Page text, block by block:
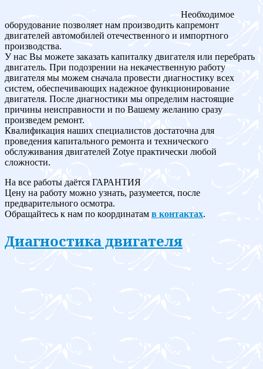
Необходимое
оборудование позволяет нам производить капремонт
двигателей автомобилей отечественного и импортного
производства.
У нас Вы можете заказать капиталку двигателя или перебрать
двигатель. При подозрении на некачественную работу
двигателя мы можем сначала провести диагностику всех
систем, обеспечивающих надежное функционирование
двигателя. После диагностики мы определим настоящие
причины неисправности и по Вашему желанию сразу
произведем ремонт.
Квалификация наших специалистов достаточна для
проведения капитального ремонта и технического
обслуживания двигателей Zotye практически любой
сложности.
На все работы даётся ГАРАНТИЯ
Цену на работу можно узнать, разумеется, после
предварительного осмотра.
Обращайтесь к нам по координатам в контактах.
Диагностика двигателя